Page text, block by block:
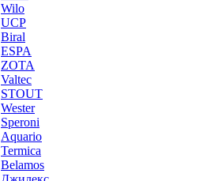
Wilo
UCP
Biral
ESPA
ZOTA
Valtec
STOUT
Wester
Speroni
Aquario
Termica
Belamos